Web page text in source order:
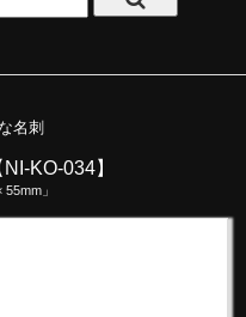
名刺
KO-034】
」